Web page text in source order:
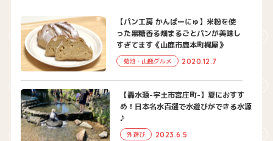
【パン工房 かんぱーにゅ】米粉を使
った黒糖香る畑まるごとパンが美味し
すぎてます《山鹿市鹿本町梶屋》
菊池・山鹿グルメ 2020.12.7
【轟水源-宇土市宮庄町-】夏におすす
め！日本名水百選で水遊びができる水源
♪
外遊び 2023.6.5